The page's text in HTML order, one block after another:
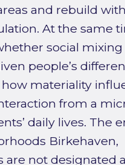
and rebuild
At the same
social mixing
people’s
materiality
from a
daily lives. The
Birkehaven,
are not designated